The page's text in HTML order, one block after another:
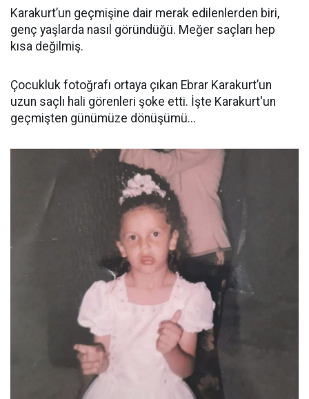
Karakurt’un geçmişine dair merak edilenlerden biri,
genç yaşlarda nasıl göründüğü. Meğer saçları hep
kısa değilmiş.
Çocukluk fotoğrafı ortaya çıkan Ebrar Karakurt’un
uzun saçlı hali görenleri şoke etti. İşte Karakurt'un
geçmişten günümüze dönüşümü...